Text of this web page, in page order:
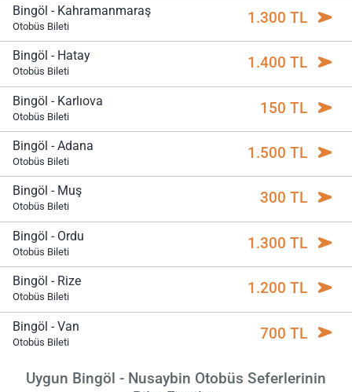
Bingöl - Kahramanmaraş
Otobüs Bileti 1.300 TL
Bingöl - Hatay
Otobüs Bileti 1.400 TL
Bingöl - Karlıova
Otobüs Bileti 150 TL
Bingöl - Adana
Otobüs Bileti 1.500 TL
Bingöl - Muş
Otobüs Bileti 300 TL
Bingöl - Ordu
Otobüs Bileti 1.300 TL
Bingöl - Rize
Otobüs Bileti 1.200 TL
Bingöl - Van
Otobüs Bileti 700 TL
Uygun Bingöl - Nusaybin Otobüs Seferlerinin